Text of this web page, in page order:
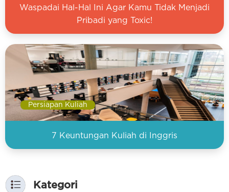
Waspadai Hal-Hal Ini Agar Kamu Tidak Menjadi
Pribadi yang Toxic!
Persiapan Kuliah
7 Keuntungan Kuliah di Inggris
Kategori